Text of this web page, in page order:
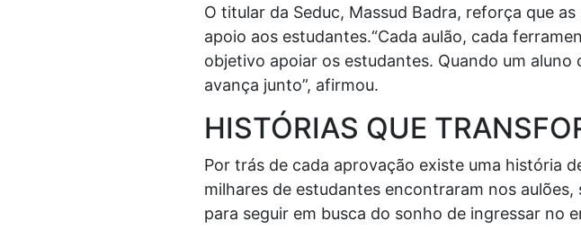
O titular da Seduc, Massud Badra, reforça que
apoio aos estudantes.“Cada aulão, cada
objetivo apoiar os estudantes. Quando um
avança junto”, afirmou.
HISTÓRIAS QUE
Por trás de cada aprovação existe uma história
milhares de estudantes encontraram nos
para seguir em busca do sonho de ingressar no